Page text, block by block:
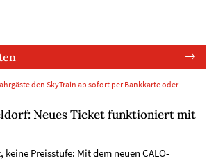
den SkyTrain ab sofort per Bankkarte oder
Neues Ticket funktioniert mit
Preisstufe: Mit dem neuen CALO-